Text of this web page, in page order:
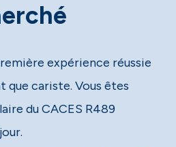
expérience réussie
que cariste. Vous êtes
du CACES R489